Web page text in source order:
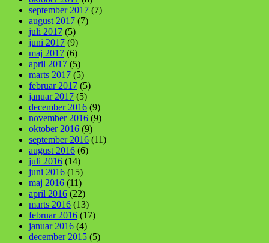
september 2017 (7)
august 2017 (7)
juli 2017 (5)
juni 2017 (9)
maj 2017 (6)
april 2017 (5)
marts 2017 (5)
februar 2017 (5)
januar 2017 (5)
december 2016 (9)
november 2016 (9)
oktober 2016 (9)
september 2016 (11)
august 2016 (6)
juli 2016 (14)
juni 2016 (15)
maj 2016 (11)
april 2016 (22)
marts 2016 (13)
februar 2016 (17)
januar 2016 (4)
december 2015 (5)